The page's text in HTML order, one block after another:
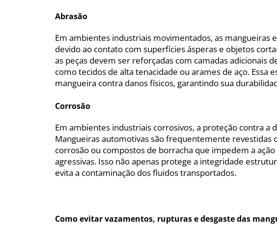
Abrasão
Em ambientes industriais movimentados, as mangueiras
devido ao contato com superfícies ásperas e objetos
as peças devem ser reforçadas com camadas adicionais
como tecidos de alta tenacidade ou arames de aço. Essa
mangueira contra danos físicos, garantindo sua
Corrosão
Em ambientes industriais corrosivos, a proteção contra a
Mangueiras automotivas são frequentemente revestidas
corrosão ou compostos de borracha que impedem a
agressivas. Isso não apenas protege a integridade
evita a contaminação dos fluidos transportados.
Como evitar vazamentos, rupturas e desgaste das